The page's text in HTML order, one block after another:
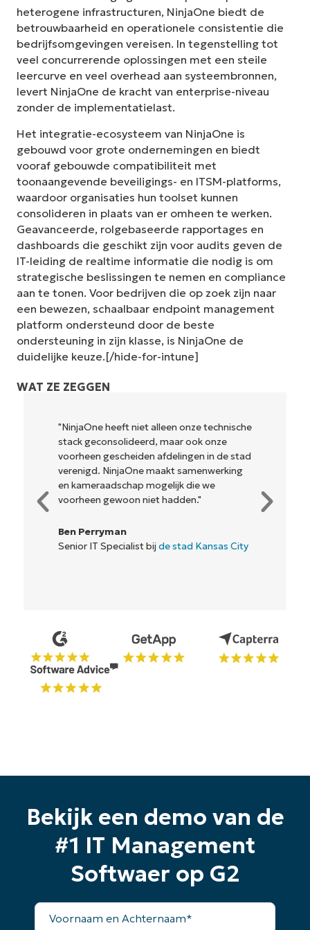
heterogene infrastructuren, NinjaOne biedt de
betrouwbaarheid en operationele consistentie die
bedrijfsomgevingen vereisen. In tegenstelling tot
veel concurrerende oplossingen met een steile
leercurve en veel overhead aan systeembronnen,
levert NinjaOne de kracht van enterprise-niveau
zonder de implementatielast.
Het integratie-ecosysteem van NinjaOne is
gebouwd voor grote ondernemingen en biedt
vooraf gebouwde compatibiliteit met
toonaangevende beveiligings- en ITSM-platforms,
waardoor organisaties hun toolset kunnen
consolideren in plaats van er omheen te werken.
Geavanceerde, rolgebaseerde rapportages en
dashboards die geschikt zijn voor audits geven de
IT-leiding de realtime informatie die nodig is om
strategische beslissingen te nemen en compliance
aan te tonen. Voor bedrijven die op zoek zijn naar
een bewezen, schaalbaar endpoint management
platform ondersteund door de beste
ondersteuning in zijn klasse, is NinjaOne de
duidelijke keuze.[/hide-for-intune]
WAT ZE ZEGGEN
"NinjaOne heeft niet alleen onze technische
stack geconsolideerd, maar ook onze
voorheen gescheiden afdelingen in de stad
verenigd. NinjaOne maakt samenwerking
en kameraadschap mogelijk die we
voorheen gewoon niet hadden."
Ben Perryman
Senior IT Specialist bij de stad Kansas City
Bekijk een demo van de
#1 IT Management
Softwaer op G2
Voornaam